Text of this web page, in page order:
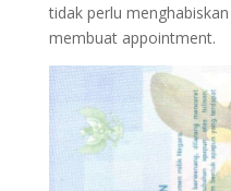
tidak perlu
membuat appointment.